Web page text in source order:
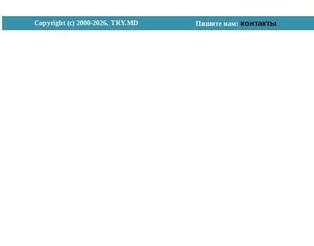
Copyright (с) 2000-2026, TRY.MD Пишите нам: контакты